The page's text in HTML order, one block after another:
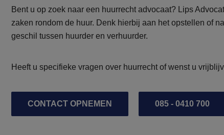
Bent u op zoek naar een huurrecht advocaat? Lips
zaken rondom de huur. Denk hierbij aan het opstellen of
geschil tussen huurder en verhuurder.
Heeft u specifieke vragen over huurrecht of wenst u
CONTACT OPNEMEN 085 - 0410 700